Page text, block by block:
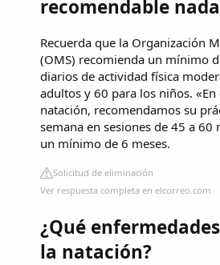
recomendable
Recuerda que la Organización
(OMS) recomienda un mínimo
diarios de actividad física
adultos y 60 para los niños. «En
natación, recomendamos su
semana en sesiones de 45 a
un mínimo de 6 meses.
Solicitud de eliminación
Ver respuesta completa en elcorreo.com
¿Qué
la natación?